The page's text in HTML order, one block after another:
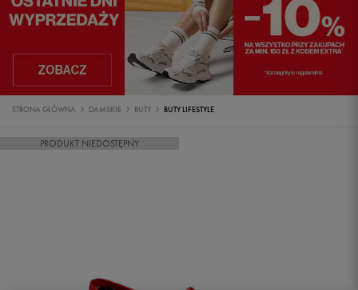
STRONA GŁÓWNA DAMSKIE BUTY BUTY LIFESTYLE
PRODUKT NIEDOSTĘPNY